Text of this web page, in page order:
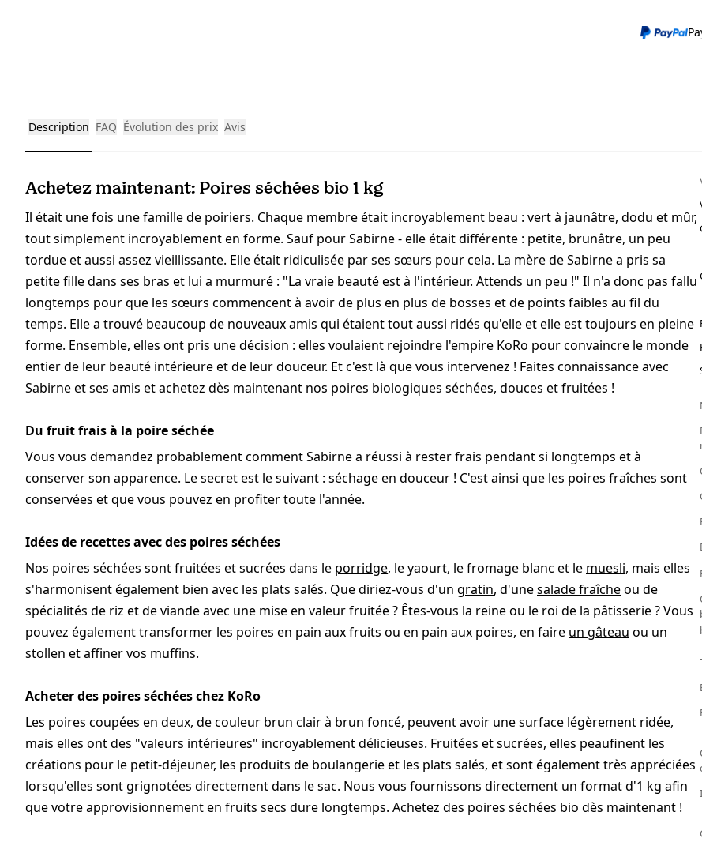
Description FAQ Évolution des prix Avis
Achetez maintenant: Poires séchées bio 1 kg
Il était une fois une famille de poiriers. Chaque membre était incroyablement beau : vert à jaunâtre, dodu et mûr,
tout simplement incroyablement en forme. Sauf pour Sabirne - elle était différente : petite, brunâtre, un peu
tordue et aussi assez vieillissante. Elle était ridiculisée par ses sœurs pour cela. La mère de Sabirne a pris sa
petite fille dans ses bras et lui a murmuré : "La vraie beauté est à l'intérieur. Attends un peu !" Il n'a donc pas fallu
longtemps pour que les sœurs commencent à avoir de plus en plus de bosses et de points faibles au fil du
temps. Elle a trouvé beaucoup de nouveaux amis qui étaient tout aussi ridés qu'elle et elle est toujours en pleine
forme. Ensemble, elles ont pris une décision : elles voulaient rejoindre l'empire KoRo pour convaincre le monde
entier de leur beauté intérieure et de leur douceur. Et c'est là que vous intervenez ! Faites connaissance avec
Sabirne et ses amis et achetez dès maintenant nos poires biologiques séchées, douces et fruitées !
Du fruit frais à la poire séchée
Vous vous demandez probablement comment Sabirne a réussi à rester frais pendant si longtemps et à
conserver son apparence. Le secret est le suivant : séchage en douceur ! C'est ainsi que les poires fraîches sont
conservées et que vous pouvez en profiter toute l'année.
Idées de recettes avec des poires séchées
Nos poires séchées sont fruitées et sucrées dans le porridge, le yaourt, le fromage blanc et le muesli, mais elles
s'harmonisent également bien avec les plats salés. Que diriez-vous d'un gratin, d'unesalade fraîcheou de
spécialités de riz et de viande avec une mise en valeur fruitée ? Êtes-vous la reine ou le roi de la pâtisserie ? Vous
pouvez également transformer les poires en pain aux fruits ou en pain aux poires, en faire un gâteau ou un
stollen et affiner vos muffins.
Acheter des poires séchées chez KoRo
Les poires coupées en deux, de couleur brun clair à brun foncé, peuvent avoir une surface légèrement ridée,
mais elles ont des "valeurs intérieures" incroyablement délicieuses. Fruitées et sucrées, elles peaufinent les
créations pour le petit-déjeuner, les produits de boulangerie et les plats salés, et sont également très appréciées
lorsqu'elles sont grignotées directement dans le sac. Nous vous fournissons directement un format d'1 kg afin
que votre approvisionnement en fruits secs dure longtemps. Achetez des poires séchées bio dès maintenant !